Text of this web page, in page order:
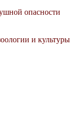
опасности
и культуры